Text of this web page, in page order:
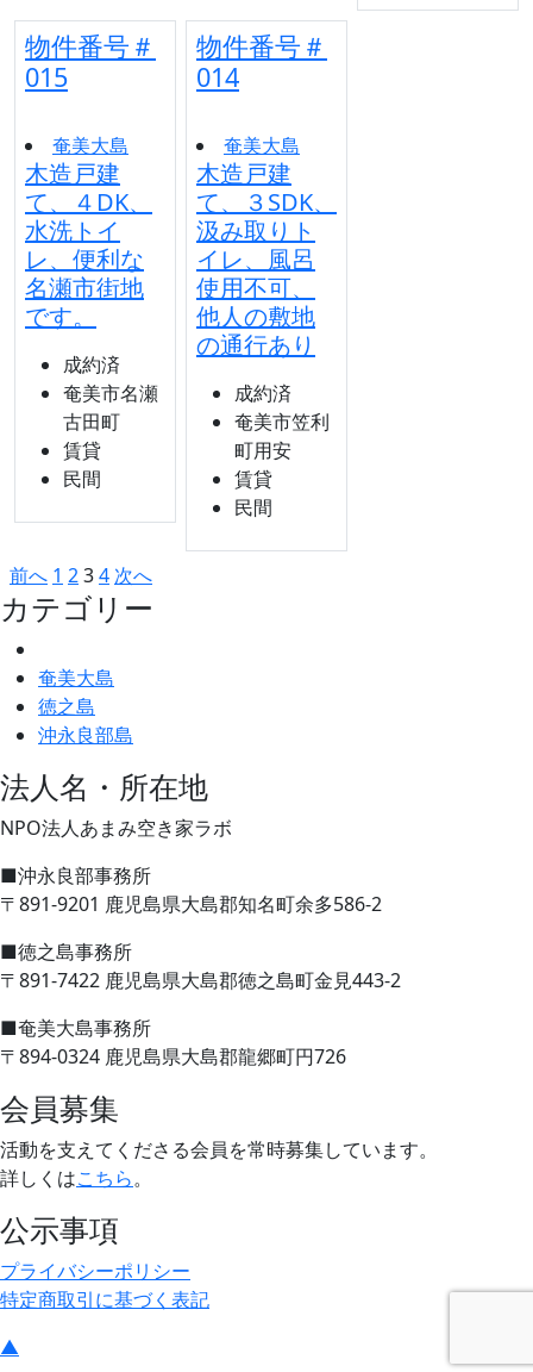
物件番号＃
015
奄美大島
木造戸建
て、４DK、
水洗トイ
レ、便利な
名瀬市街地
です。
成約済
奄美市名瀬
古田町
賃貸
民間
物件番号＃
014
奄美大島
木造戸建
て、３SDK、
汲み取りト
イレ、風呂
使用不可、
他人の敷地
の通行あり
成約済
奄美市笠利
町用安
賃貸
民間
投
稿
の
ペ
ー
ジ
送
り
前へ 1 234 次へ
カテゴリー
奄美大島
徳之島
沖永良部島
法人名・所在地
NPO法人あまみ空き家ラボ
■沖永良部事務所
〒891-9201 鹿児島県大島郡知名町余多586-2
■徳之島事務所
〒891-7422 鹿児島県大島郡徳之島町金見443-2
■奄美大島事務所
〒894-0324 鹿児島県大島郡龍郷町円726
会員募集
活動を支えてくださる会員を常時募集しています。
詳しくはこちら。
公示事項
プライバシーポリシー
特定商取引に基づく表記
▲